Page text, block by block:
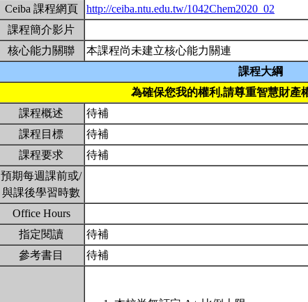
Ceiba 課程網頁
http://ceiba.ntu.edu.tw/1042Chem2020_02
課程簡介影片
核心能力關聯
本課程尚未建立核心能力關連
課程大綱
為確保您我的權利,請尊重智慧財產
課程概述
待補
課程目標
待補
課程要求
待補
預期每週課前或/
與課後學習時數
Office Hours
指定閱讀
待補
參考書目
待補